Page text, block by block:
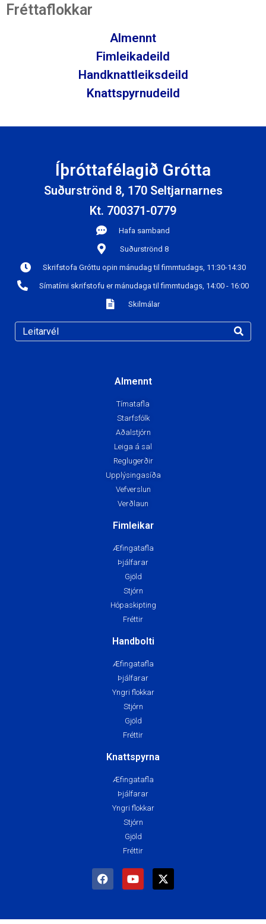
Fréttaflokkar
Almennt
Fimleikadeild
Handknattleiksdeild
Knattspyrnudeild
Íþróttafélagið Grótta
Suðurströnd 8, 170 Seltjarnarnes
Kt. 700371-0779
Hafa samband
Suðurströnd 8
Skrifstofa Gróttu opin mánudag til fimmtudags, 11:30-14:30
Símatími skrifstofu er mánudaga til fimmtudags, 14:00 - 16:00
Skilmálar
Almennt
Tímatafla
Starfsfólk
Aðalstjórn
Leiga á sal
Reglugerðir
Upplýsingasíða
Vefverslun
Verðlaun
Fimleikar
Æfingatafla
Þjálfarar
Gjöld
Stjórn
Hópaskipting
Fréttir
Handbolti
Æfingatafla
Þjálfarar
Yngri flokkar
Stjórn
Gjöld
Fréttir
Knattspyrna
Æfingatafla
Þjálfarar
Yngri flokkar
Stjórn
Gjöld
Fréttir